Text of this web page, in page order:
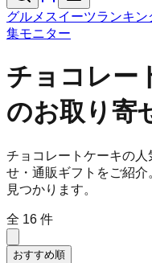
グルメ スイーツランキン
集モニター
チョコレー
のお取り寄
チョコレートケーキの
せ・通販ギフトをご紹
見つかります。
全 16 件
おすすめ順